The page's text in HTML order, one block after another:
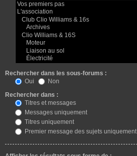
Rechercher dans les sous-forums :
Oui
Non
Rechercher dans :
Titres et messages
Messages uniquement
Titres uniquement
Premier message des sujets uniquement